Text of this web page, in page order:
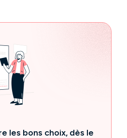
les bons choix, dès le